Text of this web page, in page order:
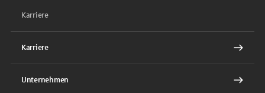
Karriere
Karriere
Unternehmen